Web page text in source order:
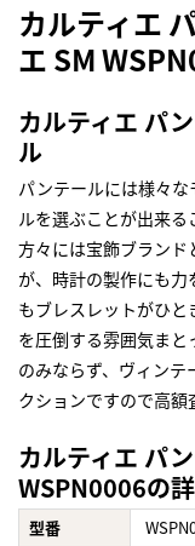
カルティエ
エ SM
カルティエ パ
ル
パンテールには様々
ルを選ぶことが出来
方々には宝飾ブランド
が、時計の製作にも
もブレスレットがひ
を圧倒する雰囲気ま
のみならず、ヴィン
クションですので高額
カルティエ パ
WSPN0006の
型番